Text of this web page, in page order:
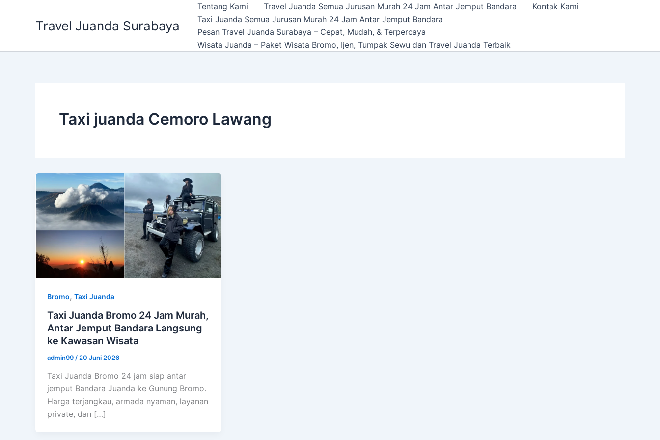
Travel Juanda Surabaya
Tentang Kami Travel Juanda Semua Jurusan Murah 24 Jam Antar Jemput Bandara
Kontak Kami
Taxi Juanda Semua Jurusan Murah 24 Jam Antar Jemput Bandara
Pesan Travel Juanda Surabaya – Cepat, Mudah, & Terpercaya
Wisata Juanda – Paket Wisata Bromo, Ijen, Tumpak Sewu dan Travel Juanda Terbaik
Taxi juanda Cemoro Lawang
Bromo, Taxi Juanda
Taxi Juanda Bromo 24 Jam Murah,
Antar Jemput Bandara Langsung
ke Kawasan Wisata
admin99 / 20 Juni 2026
Taxi Juanda Bromo 24 jam siap antar
jemput Bandara Juanda ke Gunung Bromo.
Harga terjangkau, armada nyaman, layanan
private, dan […]